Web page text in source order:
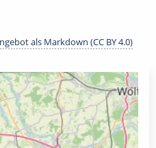
als Markdown (CC BY 4.0)